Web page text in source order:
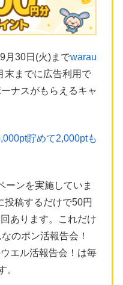
月30日(火)までwarau
末までに広告利用で
ナスがもらえるキャ
貯めて2,000ptも
ーンを実施していま
投稿するだけで50円
あります。これだけ
のポン活報告会！
エル活報告会！は毎
。